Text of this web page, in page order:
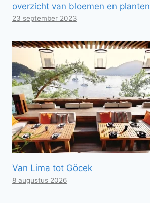
overzicht van bloemen en planten
23 september 2023
Van Lima tot Göcek
8 augustus 2026